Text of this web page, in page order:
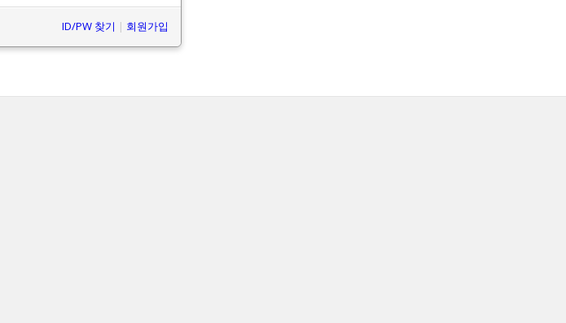
ID/PW 찾기 | 회원가입